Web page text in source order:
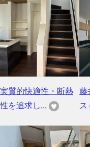
実質的快適性・断熱
性を追求し...
藤
ス